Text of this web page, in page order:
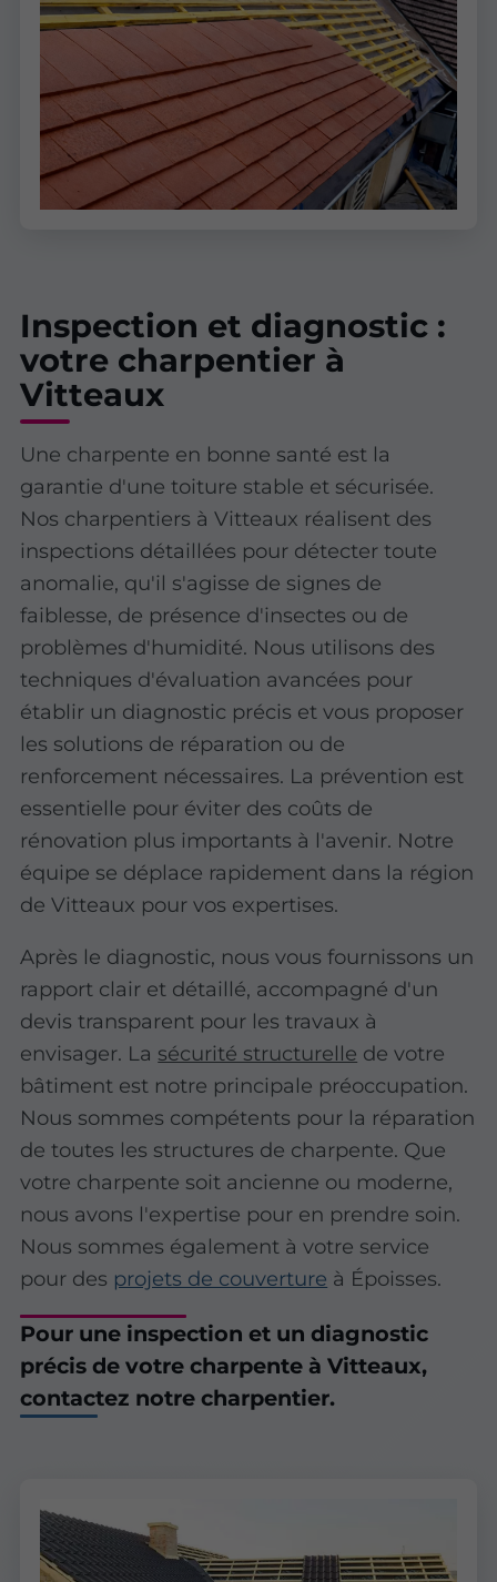
Inspection et diagnostic :
votre charpentier à
Vitteaux
Une charpente en bonne santé est la
garantie d'une toiture stable et sécurisée.
Nos charpentiers à Vitteaux réalisent des
inspections détaillées pour détecter toute
anomalie, qu'il s'agisse de signes de
faiblesse, de présence d'insectes ou de
problèmes d'humidité. Nous utilisons des
techniques d'évaluation avancées pour
établir un diagnostic précis et vous proposer
les solutions de réparation ou de
renforcement nécessaires. La prévention est
essentielle pour éviter des coûts de
rénovation plus importants à l'avenir. Notre
équipe se déplace rapidement dans la région
de Vitteaux pour vos expertises.
Après le diagnostic, nous vous fournissons un
rapport clair et détaillé, accompagné d'un
devis transparent pour les travaux à
envisager. La sécurité structurelle de votre
bâtiment est notre principale préoccupation.
Nous sommes compétents pour la réparation
de toutes les structures de charpente. Que
votre charpente soit ancienne ou moderne,
nous avons l'expertise pour en prendre soin.
Nous sommes également à votre service
pour des projets de couverture à Époisses.
Pour une inspection et un diagnostic
précis de votre charpente à Vitteaux,
contactez notre charpentier.